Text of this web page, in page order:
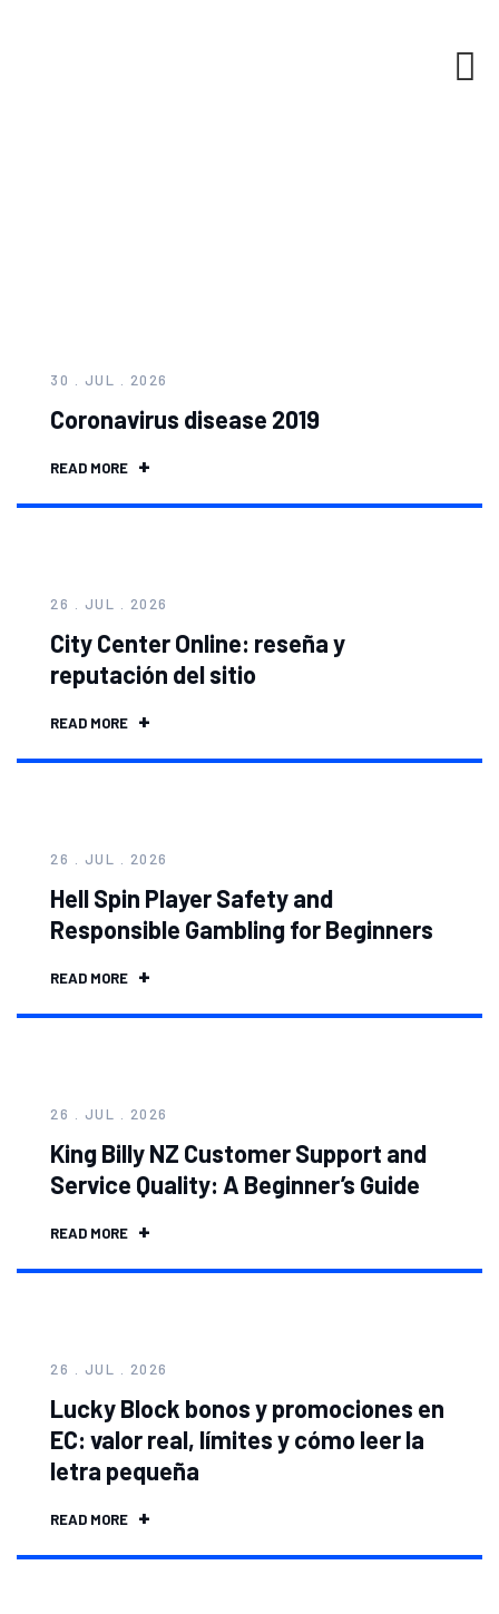
30 . JUL . 2026
Coronavirus disease 2019
READ MORE
26 . JUL . 2026
City Center Online: reseña y
reputación del sitio
READ MORE
26 . JUL . 2026
Hell Spin Player Safety and
Responsible Gambling for Beginners
READ MORE
26 . JUL . 2026
King Billy NZ Customer Support and
Service Quality: A Beginner’s Guide
READ MORE
26 . JUL . 2026
Lucky Block bonos y promociones en
EC: valor real, límites y cómo leer la
letra pequeña
READ MORE